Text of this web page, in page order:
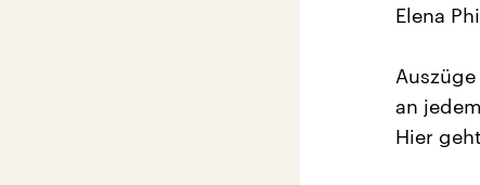
Elena
an
Hier